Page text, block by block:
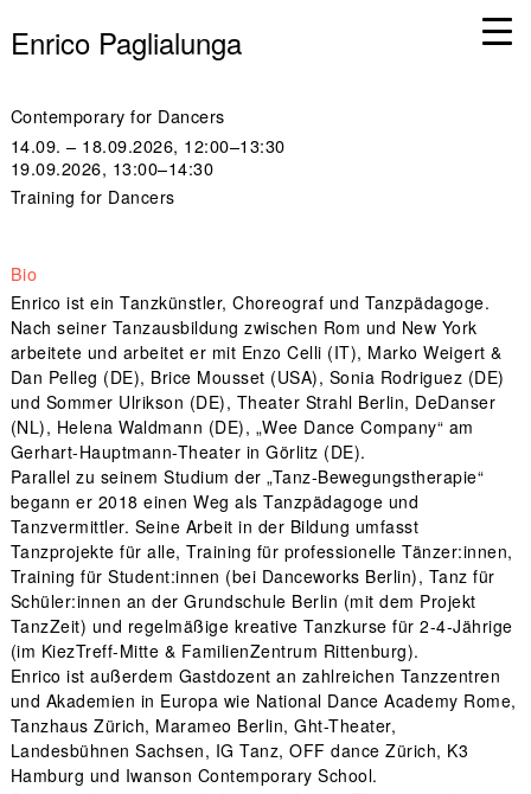
Enrico Paglialunga
Contemporary for Dancers
14.09. – 18.09.2026, 12:00–13:30
19.09.2026, 13:00–14:30
Training for Dancers
Bio
Enrico ist ein Tanzkünstler, Choreograf und Tanzpädagoge.
Nach seiner Tanzausbildung zwischen Rom und New York
arbeitete und arbeitet er mit Enzo Celli (IT), Marko Weigert &
Dan Pelleg (DE), Brice Mousset (USA), Sonia Rodriguez (DE)
und Sommer Ulrikson (DE), Theater Strahl Berlin, DeDanser
(NL), Helena Waldmann (DE), „Wee Dance Company“ am
Gerhart-Hauptmann-Theater in Görlitz (DE).
Parallel zu seinem Studium der „Tanz-Bewegungstherapie“
begann er 2018 einen Weg als Tanzpädagoge und
Tanzvermittler. Seine Arbeit in der Bildung umfasst
Tanzprojekte für alle, Training für professionelle Tänzer:innen,
Training für Student:innen (bei Danceworks Berlin), Tanz für
Schüler:innen an der Grundschule Berlin (mit dem Projekt
TanzZeit) und regelmäßige kreative Tanzkurse für 2-4-Jährige
(im KiezTreff-Mitte & FamilienZentrum Rittenburg).
Enrico ist außerdem Gastdozent an zahlreichen Tanzzentren
und Akademien in Europa wie National Dance Academy Rome,
Tanzhaus Zürich, Marameo Berlin, Ght-Theater,
Landesbühnen Sachsen, IG Tanz, OFF dance Zürich, K3
Hamburg und Iwanson Contemporary School.